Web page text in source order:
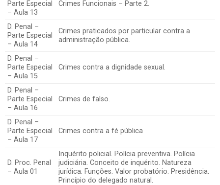
Parte Especial
– Aula 13
Crimes Funcionais – Parte 2.
D. Penal –
Parte Especial
– Aula 14
Crimes praticados por particular contra a
administração pública.
D. Penal –
Parte Especial
– Aula 15
Crimes contra a dignidade sexual.
D. Penal –
Parte Especial
– Aula 16
Crimes de falso.
D. Penal –
Parte Especial
– Aula 17
Crimes contra a fé pública
D. Proc. Penal
– Aula 01
Inquérito policial. Polícia preventiva. Polícia
judiciária. Conceito de inquérito. Natureza
jurídica. Funções. Valor probatório. Presidência.
Princípio do delegado natural.